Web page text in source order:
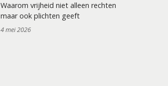
Waarom vrijheid niet alleen rechten
maar ook plichten geeft
4 mei 2026